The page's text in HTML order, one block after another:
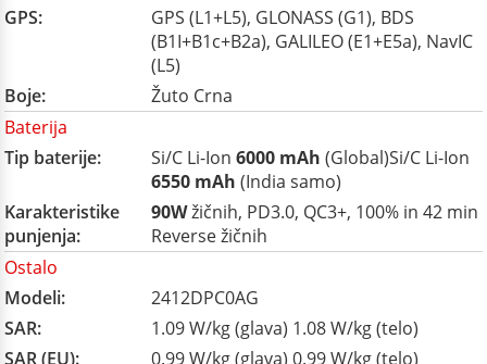
GPS:
GPS (L1+L5), GLONASS (G1), BDS
(B1I+B1c+B2a), GALILEO (E1+E5a), NavIC
(L5)
Boje:
Žuto Crna
Baterija
Tip baterije:
Si/C Li-Ion 6000 mAh (Global)Si/C Li-Ion
6550 mAh (India samo)
Karakteristike
punjenja:
90Wžičnih, PD3.0, QC3+, 100% in 42 min
Reverse žičnih
Ostalo
Modeli:
2412DPC0AG
SAR:
1.09 W/kg (glava) 1.08 W/kg (telo)
SAR (EU):
0.99 W/kg (glava) 0.99 W/kg (telo)